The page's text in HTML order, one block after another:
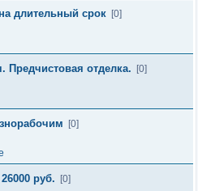
длительный срок [0]
Предчистовая отделка.
[0]
[0]
руб.
[0]